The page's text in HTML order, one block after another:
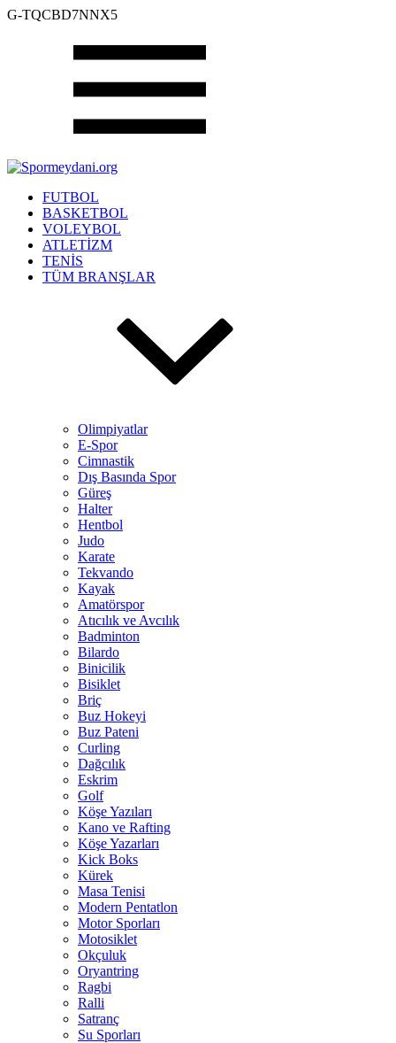
G-TQCBD7NNX5
FUTBOL
BASKETBOL
VOLEYBOL
ATLETİZM
TENİS
TÜM BRANŞLAR
Olimpiyatlar
E-Spor
Cimnastik
Dış Basında Spor
Güreş
Halter
Hentbol
Judo
Karate
Tekvando
Kayak
Amatörspor
Atıcılık ve Avcılık
Badminton
Bilardo
Binicilik
Bisiklet
Briç
Buz Hokeyi
Buz Pateni
Curling
Dağcılık
Eskrim
Golf
Köşe Yazıları
Kano ve Rafting
Köşe Yazarları
Kick Boks
Kürek
Masa Tenisi
Modern Pentatlon
Motor Sporları
Motosiklet
Okçuluk
Oryantring
Ragbi
Ralli
Satranç
Su Sporları